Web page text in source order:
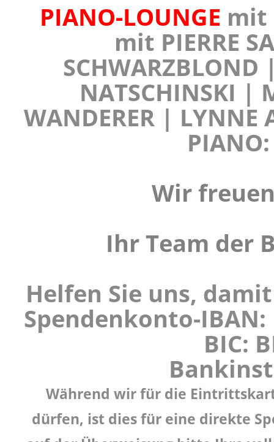
PIANO-LOUNGE mit
mit PIERRE
NATSCHINSKI |
WANDERER |
PIANO:
Wir
Ihr Team der
Helfen Sie uns,
Spendenkonto-IBAN:
BIC:
Während wir für die
dürfen, ist dies für eine direkte